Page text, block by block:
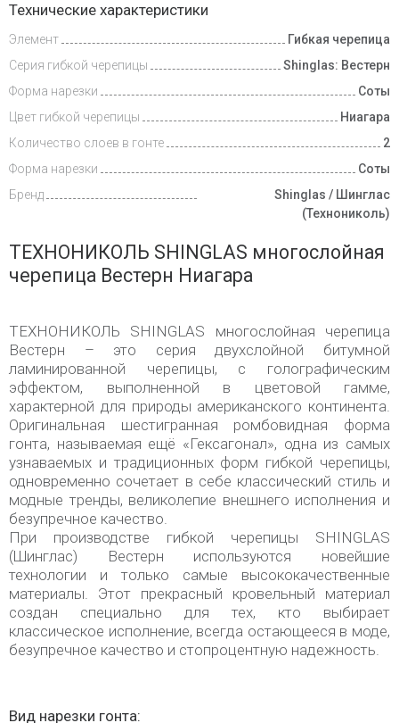
Видеообзоры
Доставка
Технические характеристики
Элемент
Гибкая черепица
Серия гибкой черепицы
Shinglas: Вестерн
Форма нарезки
Соты
Цвет гибкой черепицы
Ниагара
Количество слоев в гонте
2
Форма нарезки
Соты
Бренд
Shinglas / Шинглас
(Технониколь)
ТЕХНОНИКОЛЬ SHINGLAS многослойная
черепица Вестерн Ниагара
ТЕХНОНИКОЛЬ SHINGLAS многослойная черепица
Вестерн – это серия двухслойной битумной
ламинированной черепицы, с голографическим
эффектом, выполненной в цветовой гамме,
характерной для природы американского континента.
Оригинальная шестигранная ромбовидная форма
гонта, называемая ещё «Гексагонал», одна из самых
узнаваемых и традиционных форм гибкой черепицы,
одновременно сочетает в себе классический стиль и
модные тренды, великолепие внешнего исполнения и
безупречное качество.
При производстве гибкой черепицы SHINGLAS
(Шинглас) Вестерн используются новейшие
технологии и только самые высококачественные
материалы. Этот прекрасный кровельный материал
создан специально для тех, кто выбирает
классическое исполнение, всегда остающееся в моде,
безупречное качество и стопроцентную надежность.
Вид нарезки гонта: